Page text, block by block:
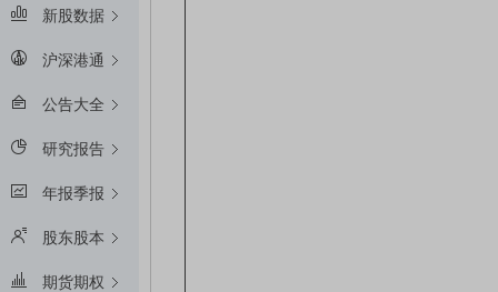
新股数据
沪深港通
公告大全
研究报告
年报季报
股东股本
期货期权